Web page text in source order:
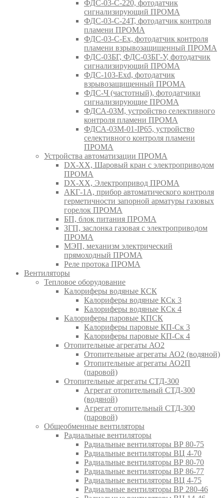
ФДС-03-С-220, фотодатчик
сигнализирующий ПРОМА
ФДС-03-С-24Т, фотодатчик контроля
пламени ПРОМА
ФДС-03-С-Ex, фотодатчик контроля
пламени взрывозащищенный ПРОМА
ФДС-03БГ, ФДС-03БГ-У, фотодатчик
сигнализирующий ПРОМА
ФДС-103-Ехd, фотодатчик
взрывозащищенный ПРОМА
ФДС-Ч (частотный), фотодатчики
сигнализирующие ПРОМА
ФДСА-03М, устройство селективного
контроля пламени ПРОМА
ФДСА-03М-01-IP65, устройство
селективного контроля пламени
ПРОМА
Устройства автоматизации ПРОМА
DX-XX, Шаровый кран c электроприводом
ПРОМА
DX-XX, Электропривод ПРОМА
АКГ-1А, прибор автоматического контроля
герметичности запорной арматуры газовых
горелок ПРОМА
БП, блок питания ПРОМА
ЗГП, заслонка газовая с электроприводом
ПРОМА
МЭП, механизм электрический
прямоходный ПРОМА
Реле протока ПРОМА
Вентиляторы
Тепловое оборудование
Калориферы водяные КСК
Калориферы водяные КСк 3
Калориферы водяные КСк 4
Калориферы паровые КПСК
Калориферы паровые КП-Ск 3
Калориферы паровые КП-Ск 4
Отопительные агрегаты АО2
Отопительные агрегаты АО2 (водяной)
Отопительные агрегаты АО2П
(паровой)
Отопительные агрегаты СТД-300
Агрегат отопительный СТД-300
(водяной)
Агрегат отопительный СТД-300
(паровой)
Общеобменные вентиляторы
Радиальные вентиляторы
Радиальные вентиляторы ВР 80-75
Радиальные вентиляторы ВЦ 4-70
Радиальные вентиляторы ВР 80-70
Радиальные вентиляторы ВР 86-77
Радиальные вентиляторы ВЦ 4-75
Радиальные вентиляторы ВР 280-46